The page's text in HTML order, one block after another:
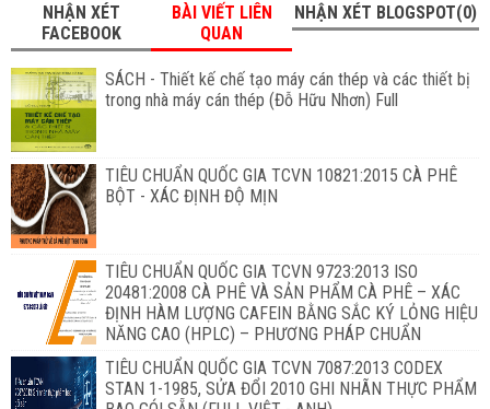
NHẬN XÉT
FACEBOOK
BÀI VIẾT LIÊN
QUAN
NHẬN XÉT BLOGSPOT(0)
SÁCH - Thiết kế chế tạo máy cán thép và các thiết bị
trong nhà máy cán thép (Đỗ Hữu Nhơn) Full
TIÊU CHUẨN QUỐC GIA TCVN 10821:2015 CÀ PHÊ
BỘT - XÁC ĐỊNH ĐỘ MỊN
TIÊU CHUẨN QUỐC GIA TCVN 9723:2013 ISO
20481:2008 CÀ PHÊ VÀ SẢN PHẨM CÀ PHÊ – XÁC
ĐỊNH HÀM LƯỢNG CAFEIN BẰNG SẮC KÝ LỎNG HIỆU
NĂNG CAO (HPLC) – PHƯƠNG PHÁP CHUẨN
TIÊU CHUẨN QUỐC GIA TCVN 7087:2013 CODEX
STAN 1-1985, SỬA ĐỔI 2010 GHI NHÃN THỰC PHẨM